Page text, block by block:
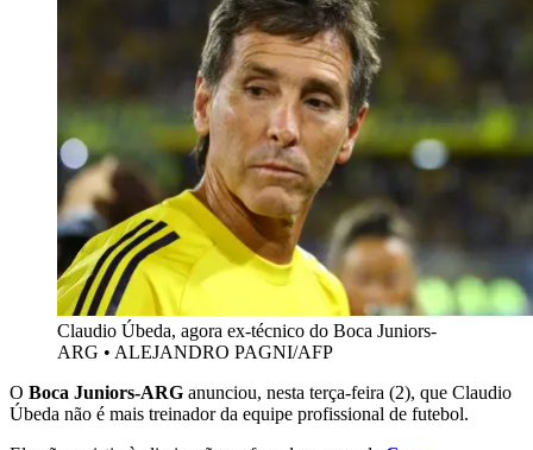
Claudio Úbeda, agora ex-técnico do Boca Juniors-
ARG • ALEJANDRO PAGNI/AFP
O Boca Juniors-ARG anunciou, nesta terça-feira (2), que Claudio
Úbeda não é mais treinador da equipe profissional de futebol.